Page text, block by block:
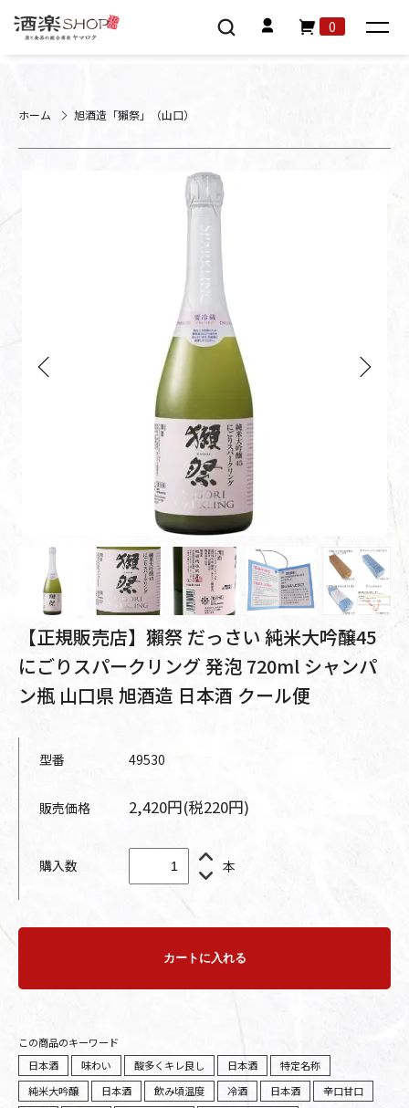
0
ホーム 旭酒造「獺祭」（山口）
Previous Next
【正規販売店】獺祭 だっさい 純米大吟醸45
にごりスパークリング 発泡 720ml シャンパ
ン瓶 山口県 旭酒造 日本酒 クール便
型番 49530
販売価格 2,420円(税220円)
購入数 本
カートに入れる
この商品のキーワード
日本酒
味わい 酸多くキレ良し 日本酒
特定名称
純米大吟醸
日本酒 飲み頃温度 冷酒 日本酒
辛口甘口